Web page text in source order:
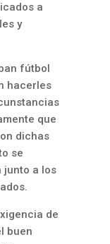
a
y
fútbol
hacerles
que
dichas
se
junto a los
de
buen